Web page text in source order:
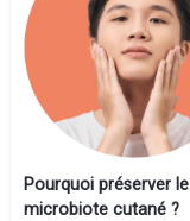
Pourquoi préserver le
microbiote cutané ?